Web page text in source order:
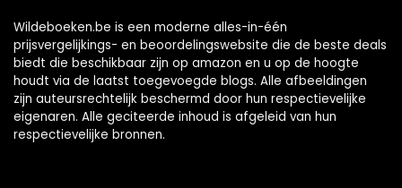
Wildeboeken.be is een moderne alles-in-één
prijsvergelijkings- en beoordelingswebsite die de beste deals
biedt die beschikbaar zijn op amazon en u op de hoogte
houdt via de laatst toegevoegde blogs. Alle afbeeldingen
zijn auteursrechtelijk beschermd door hun respectievelijke
eigenaren. Alle geciteerde inhoud is afgeleid van hun
respectievelijke bronnen.